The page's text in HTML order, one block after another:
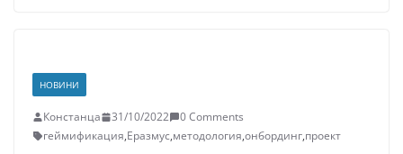
НОВИНИ
Констанца 31/10/2022
0 Comments
геймификация,Еразмус,методология,онбординг,проект